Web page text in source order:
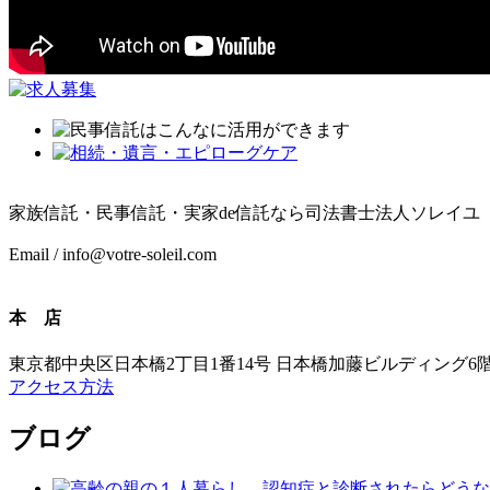
家族信託・民事信託・実家de信託なら司法書士法人ソレイユ
Email / info@votre-soleil.com
本 店
東京都中央区日本橋2丁目1番14号 日本橋加藤ビルディング6
アクセス方法
ブログ